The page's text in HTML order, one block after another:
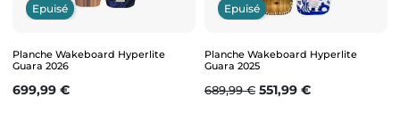
Epuisé
Planche Wakeboard Hyperlite
Guara 2026
Prix
699,99 €
Epuisé
Planche Wakeboard Hyperlite
Guara 2025
Prix de base
689,99 € Prix
551,99 €